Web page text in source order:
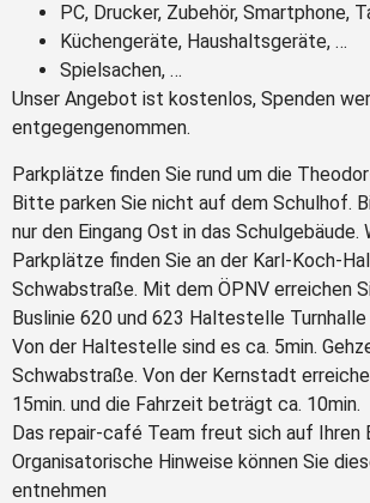
PC, Drucker, Zubehör, Smartphone,
Küchengeräte, Haushaltsgeräte, …
Spielsachen, …
Unser Angebot ist kostenlos, Spenden
entgegengenommen.
Parkplätze finden Sie rund um die
Bitte parken Sie nicht auf dem Schulhof.
nur den Eingang Ost in das Schulgebäude.
Parkplätze finden Sie an der Karl-Koch-
Schwabstraße. Mit dem ÖPNV erreichen
Buslinie 620 und 623 Haltestelle Turnhalle
Von der Haltestelle sind es ca. 5min.
Schwabstraße. Von der Kernstadt
15min. und die Fahrzeit beträgt ca. 10min.
Das repair-café Team freut sich auf Ihren
Organisatorische Hinweise können Sie
entnehmen